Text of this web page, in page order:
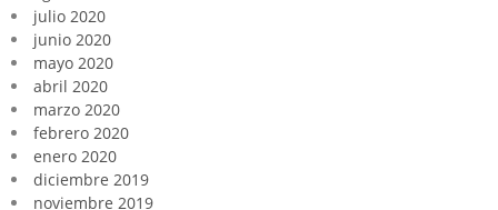
julio 2020
junio 2020
mayo 2020
abril 2020
marzo 2020
febrero 2020
enero 2020
diciembre 2019
noviembre 2019